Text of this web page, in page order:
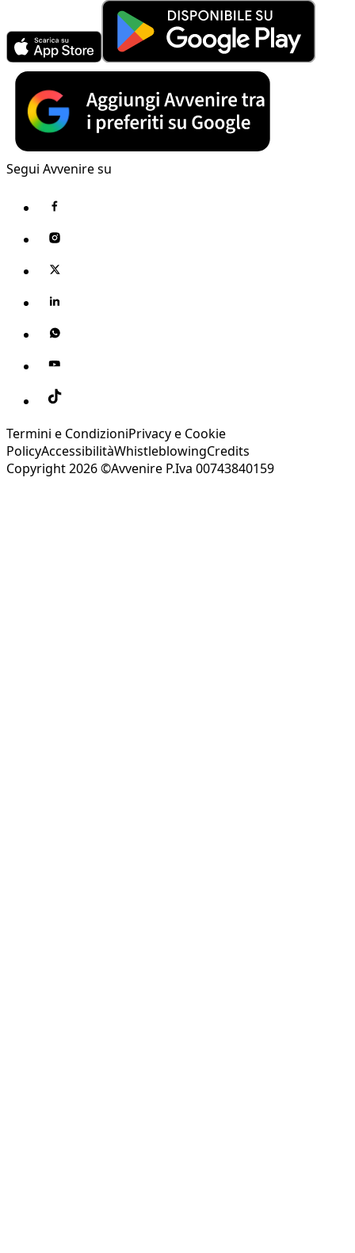
Segui Avvenire su
Termini e CondizioniPrivacy e Cookie
PolicyAccessibilitàWhistleblowingCredits
Copyright 2026 ©Avvenire P.Iva 00743840159